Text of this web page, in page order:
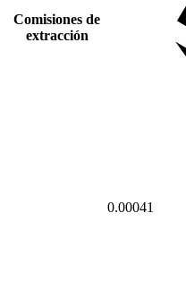
Comisiones de
extracción
0.00041